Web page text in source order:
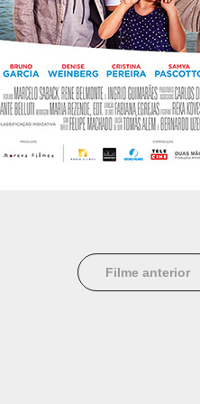
Filme anterior